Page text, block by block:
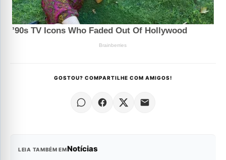
GOSTOU? COMPARTILHE COM AMIGOS!
LEIA TAMBÉM EMNotícias